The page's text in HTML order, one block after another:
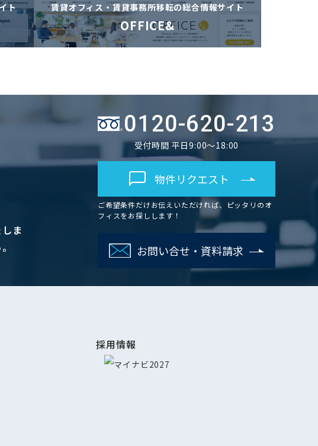
ト 賃貸オフィス・賃貸事務所移転の総合情報サイト
OFFICE&
ま
0120-620-213
受付時間 平日9:00～18:00
物件リクエスト
ご希望条件だけお伝えいただければ、ピッタリのオ
フィスをお探しします！
お問い合せ・資料請求
採用情報